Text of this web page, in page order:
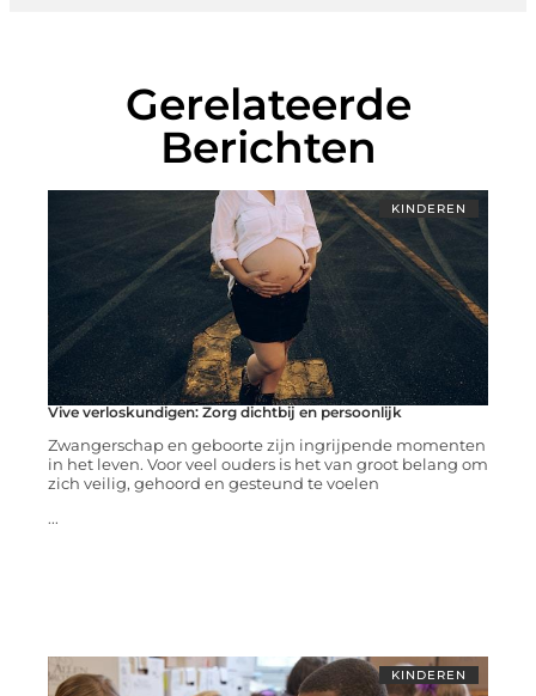
Gerelateerde
Berichten
KINDEREN
Vive verloskundigen: Zorg dichtbij en persoonlijk
Zwangerschap en geboorte zijn ingrijpende momenten
in het leven. Voor veel ouders is het van groot belang om
zich veilig, gehoord en gesteund te voelen
...
KINDEREN